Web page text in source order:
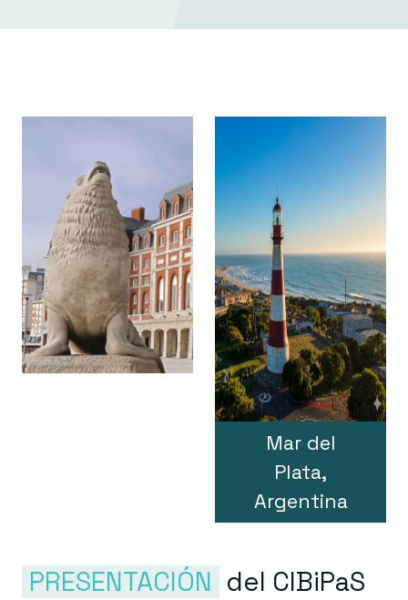
Mar del
Plata,
Argentina
PRESENTACIÓN del CIBiPaS